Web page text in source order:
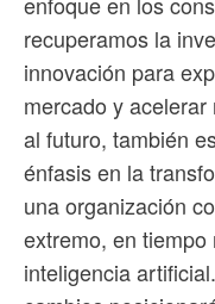
recuperamos la
innovación para
mercado y
al futuro, también
énfasis en la
una organización
extremo, en
inteligencia